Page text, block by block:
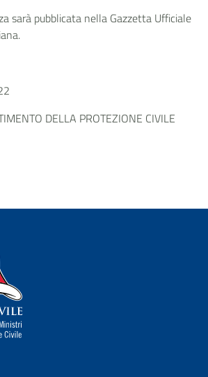
sarà pubblicata nella Gazzetta Ufficiale
DELLA PROTEZIONE CIVILE
Protezione Civile